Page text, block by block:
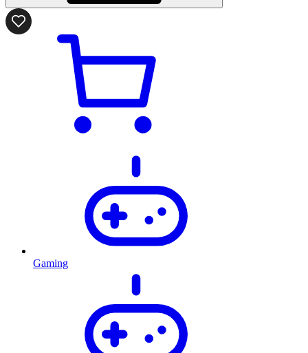
Gaming